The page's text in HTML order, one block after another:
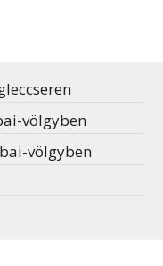
völgyben
völgyben